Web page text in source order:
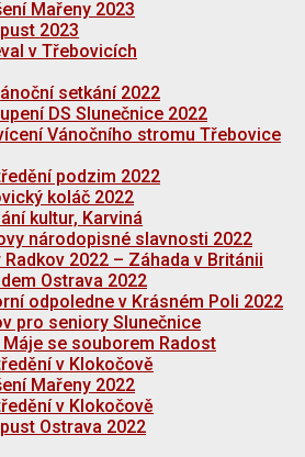
Mařeny 2023
2023
v Třebovicích
setkání 2022
DS Slunečnice 2022
Vánočního stromu Třebovice
podzim 2022
koláč 2022
kultur, Karviná
národopisné slavnosti 2022
Radkov 2022 – Záhada v Británii
Ostrava 2022
odpoledne v Krásném Poli 2022
pro seniory Slunečnice
Máje se souborem Radost
v Klokočově
Mařeny 2022
v Klokočově
Ostrava 2022